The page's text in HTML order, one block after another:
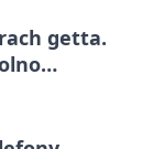
getta.